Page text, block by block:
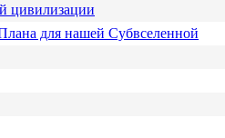
цивилизации
для нашей Субвселенной